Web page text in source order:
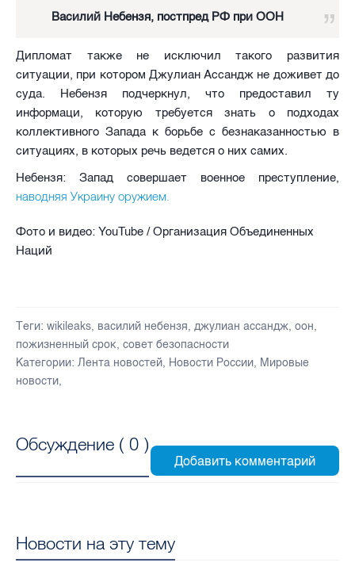
Василий Небензя, постпред РФ при ООН
Дипломат также не исключил такого развития
ситуации, при котором Джулиан Ассандж не доживет до
суда. Небензя подчеркнул, что предоставил ту
информаци, которую требуется знать о подходах
коллективного Запада к борьбе с безнаказанностью в
ситуациях, в которых речь ведется о них самих.
Небензя: Запад совершает военное преступление,
наводняя Украину оружием.
Фото и видео: YouTube / Организация Объединенных
Наций
Теги: wikileaks, василий небензя, джулиан ассандж, оон,
пожизненный срок, совет безопасности
Категории: Лента новостей, Новости России, Мировые
новости,
Обсуждение ( 0 )
Новости на эту тему